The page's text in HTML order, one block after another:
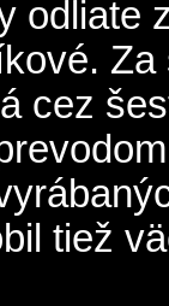
odliate
cez
tiež